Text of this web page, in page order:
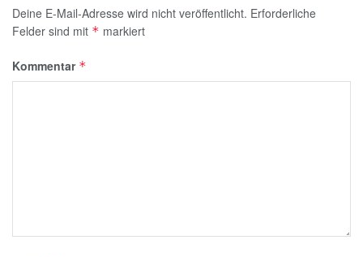
Deine E-Mail-Adresse wird nicht veröffentlicht. Erforderliche
Felder sind mit * markiert
Kommentar *